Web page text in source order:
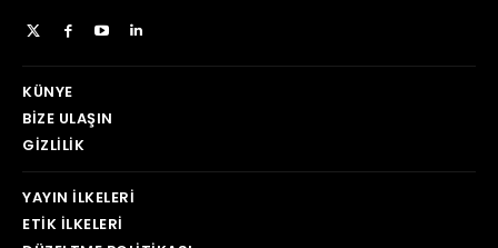
KÜNYE
BIZE ULAŞIN
GIZLILIK
YAYIN İLKELERI
ETIK İLKELERI